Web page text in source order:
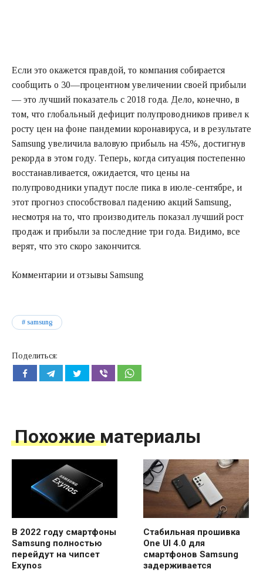
Если это окажется правдой, то компания собирается
сообщить о 30—процентном увеличении своей прибыли
— это лучший показатель с 2018 года. Дело, конечно, в
том, что глобальный дефицит полупроводников привел к
росту цен на фоне пандемии коронавируса, и в результате
Samsung увеличила валовую прибыль на 45%, достигнув
рекорда в этом году. Теперь, когда ситуация постепенно
восстанавливается, ожидается, что цены на
полупроводники упадут после пика в июле-сентябре, и
этот прогноз способствовал падению акций Samsung,
несмотря на то, что производитель показал лучший рост
продаж и прибыли за последние три года. Видимо, все
верят, что это скоро закончится.
Комментарии и отзывы Samsung
samsung
Поделиться:
Похожие материалы
В 2022 году смартфоны
Samsung полностью
перейдут на чипсет
Exynos
Стабильная прошивка
One UI 4.0 для
смартфонов Samsung
задерживается